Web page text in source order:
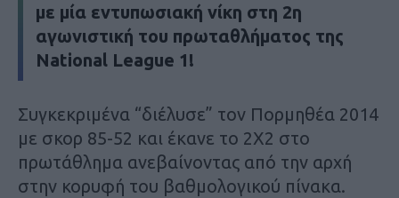
με μία εντυπωσιακή νίκη στη 2η
αγωνιστική του πρωταθλήματος της
National League 1!
Συγκεκριμένα “διέλυσε” τον Πορμηθέα 2014
με σκορ 85-52 και έκανε το 2Χ2 στο
πρωτάθλημα ανεβαίνοντας από την αρχή
στην κορυφή του βαθμολογικού πίνακα.